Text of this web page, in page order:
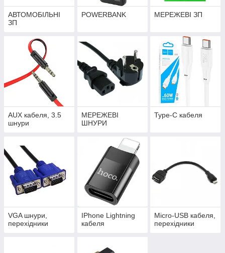
АВТОМОБІЛЬНІ
ЗП
POWERBANK МЕРЕЖЕВІ ЗП
AUX кабеля, 3.5
шнури
МЕРЕЖЕВІ
ШНУРИ
Type-C кабеля
VGA шнури,
перехідники
IPhone Lightning
кабеля
Micro-USB кабеля,
перехідники